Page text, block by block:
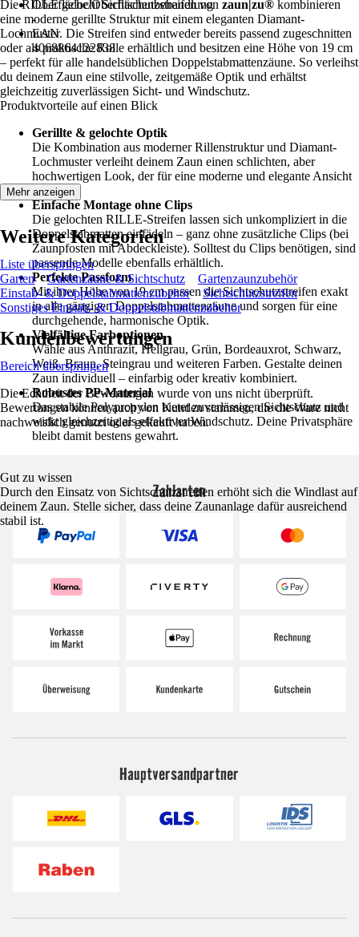
Oberfläche/Oberflächenbehandlung
-
EAN
4068864122838
Die RILLE gelocht Sichtschutzstreifen von zaun|zu® kombinieren
eine moderne gerillte Struktur mit einem eleganten Diamant-
Lochmuster. Die Streifen sind entweder bereits passend zugeschnitten
oder als praktische Rolle erhältlich und besitzen eine Höhe von 19 cm
– perfekt für alle handelsüblichen Doppelstabmattenzäune. So verleihst
du deinem Zaun eine stilvolle, zeitgemäße Optik und erhältst
gleichzeitig zuverlässigen Sicht- und Windschutz.
Produktvorteile auf einen Blick
Gerillte & gelochte Optik
Die Kombination aus moderner Rillenstruktur und Diamant-
Lochmuster verleiht deinem Zaun einen schlichten, aber
hochwertigen Look, der für eine moderne und elegante Ansicht
sorgt.
Einfache Montage ohne Clips
Die gelochten RILLE-Streifen lassen sich unkompliziert in die
Doppelstabmatten einfädeln – ganz ohne zusätzliche Clips (bei
Zaunpfosten mit Abdeckleiste). Solltest du Clips benötigen, sind
passende Modelle ebenfalls erhältlich.
Perfekte Passform
Mit ihrer Höhe von 19 cm passen die Sichtschutzstreifen exakt
in alle gängigen Doppelstabmattenzäune und sorgen für eine
durchgehende, harmonische Optik.
Vielfältige Farboptionen
Wähle aus Anthrazit, Hellgrau, Grün, Bordeauxrot, Schwarz,
Weiß, Braun, Steingrau und weiteren Farben. Gestalte deinen
Zaun individuell – einfarbig oder kreativ kombiniert.
Robustes PP-Material
Das stabile Polypropylen bietet zuverlässigen Sichtschutz und
wirkt gleichzeitig als effektiver Windschutz. Deine Privatsphäre
bleibt damit bestens gewahrt.
Gut zu wissen
Durch den Einsatz von Sichtschutzstreifen erhöht sich die Windlast auf
deinem Zaun. Stelle sicher, dass deine Zaunanlage dafür ausreichend
stabil ist.
Mehr anzeigen
Weitere Kategorien
Liste überspringen
Garten
Gartenzäune & Sichtschutz
Gartenzaunzubehör
Einstab- & Doppelstabmattenzubehör
Sichtschutzstreifen
Sonstiges Einstab- & Doppelstabmattenzubehör
Kundenbewertungen
Bereich überspringen
Die Echtheit der Bewertungen wurde von uns nicht überprüft.
Bewertungen können auch von Kunden stammen, die die Ware nicht
nachweislich genutzt oder gekauft haben.
Zahlarten
Hauptversandpartner